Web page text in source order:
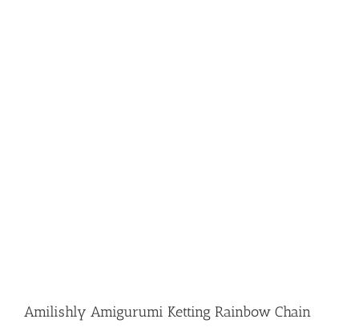
Amilishly Amigurumi Ketting Rainbow Chain